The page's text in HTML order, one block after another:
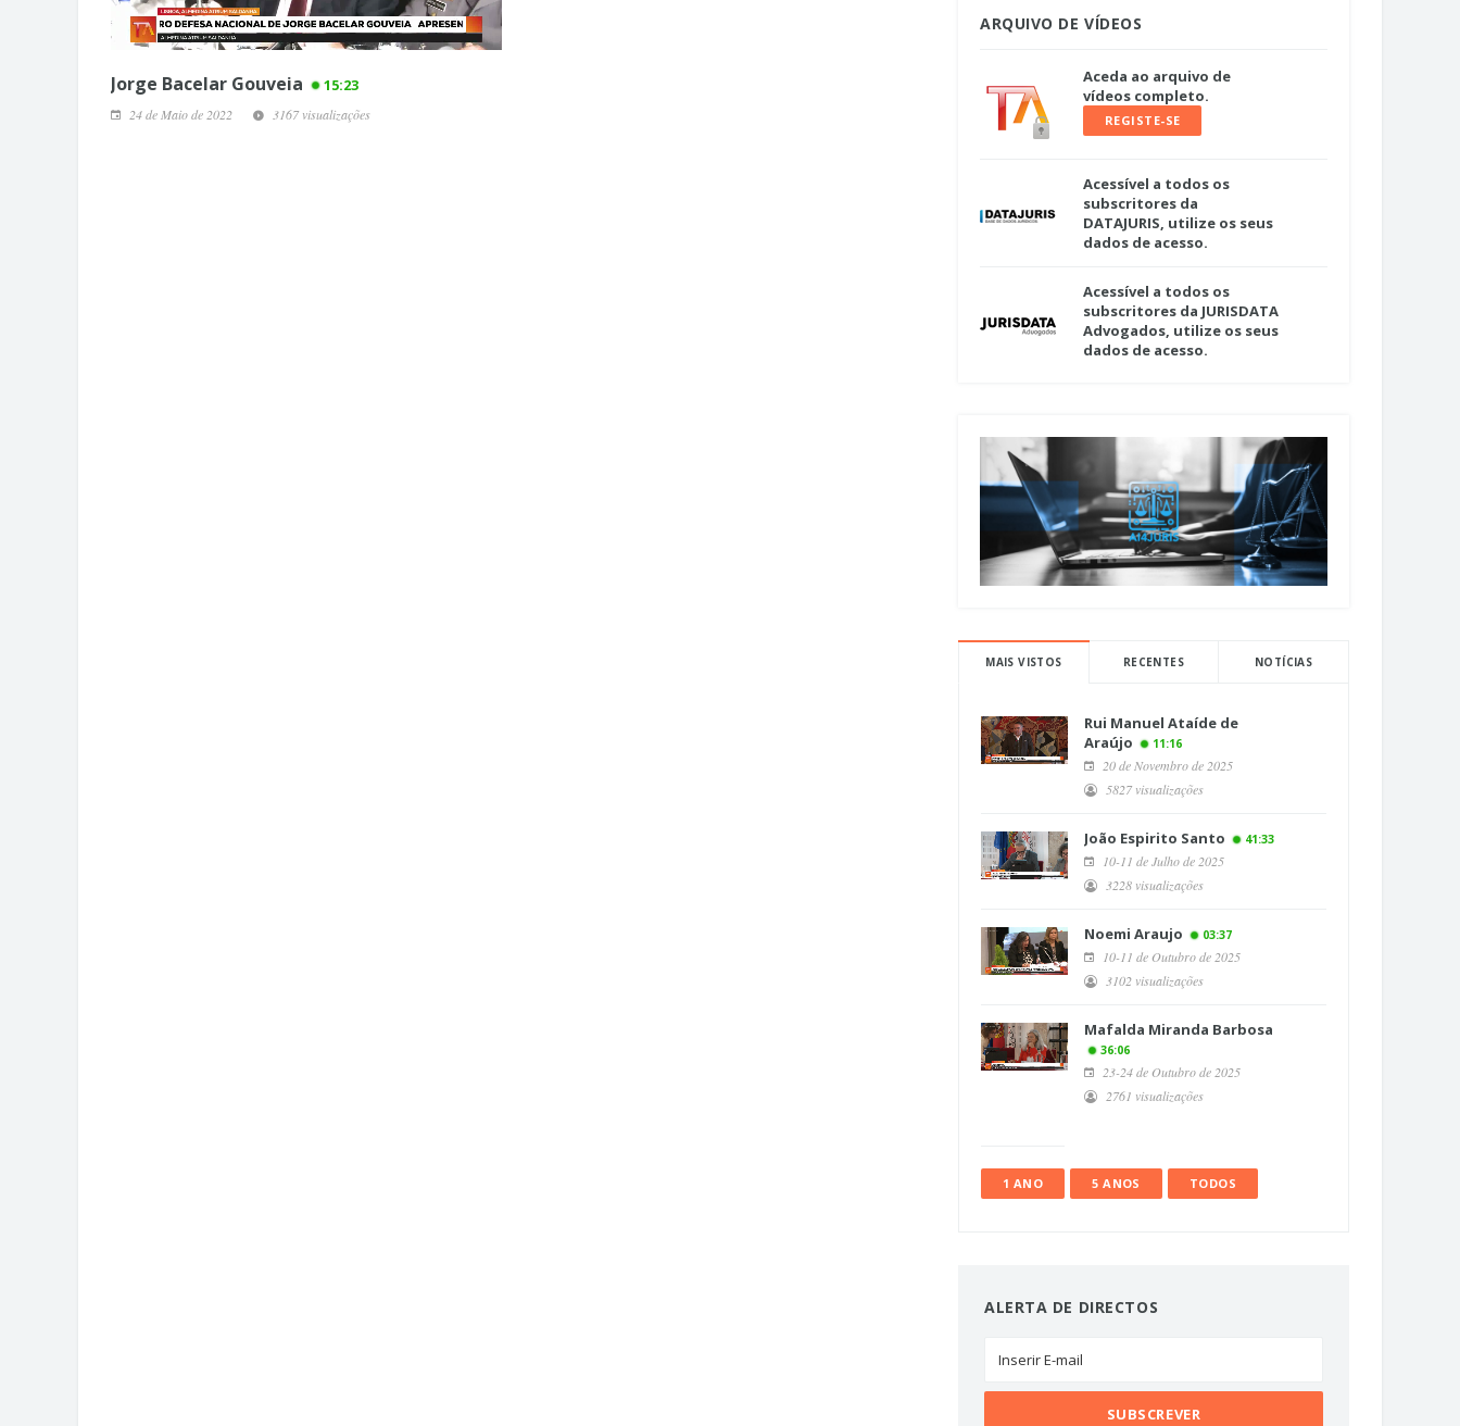
Jorge Bacelar Gouveia 15:23
24 de Maio de 2022 3167 visualizações
ARQUIVO DE VÍDEOS
Aceda ao arquivo de
vídeos completo.
REGISTE-SE
Acessível a todos os
subscritores da
DATAJURIS, utilize os seus
dados de acesso.
Acessível a todos os
subscritores da JURISDATA
Advogados, utilize os seus
dados de acesso.
MAIS VISTOS RECENTES NOTÍCIAS
Rui Manuel Ataíde de
Araújo
11:16
20 de Novembro de 2025
5827 visualizações
João Espirito Santo 41:33
10-11 de Julho de 2025
3228 visualizações
Noemi Araujo 03:37
10-11 de Outubro de 2025
3102 visualizações
Mafalda Miranda Barbosa
36:06
23-24 de Outubro de 2025
2761 visualizações
1 ANO 5 ANOS TODOS
ALERTA DE DIRECTOS